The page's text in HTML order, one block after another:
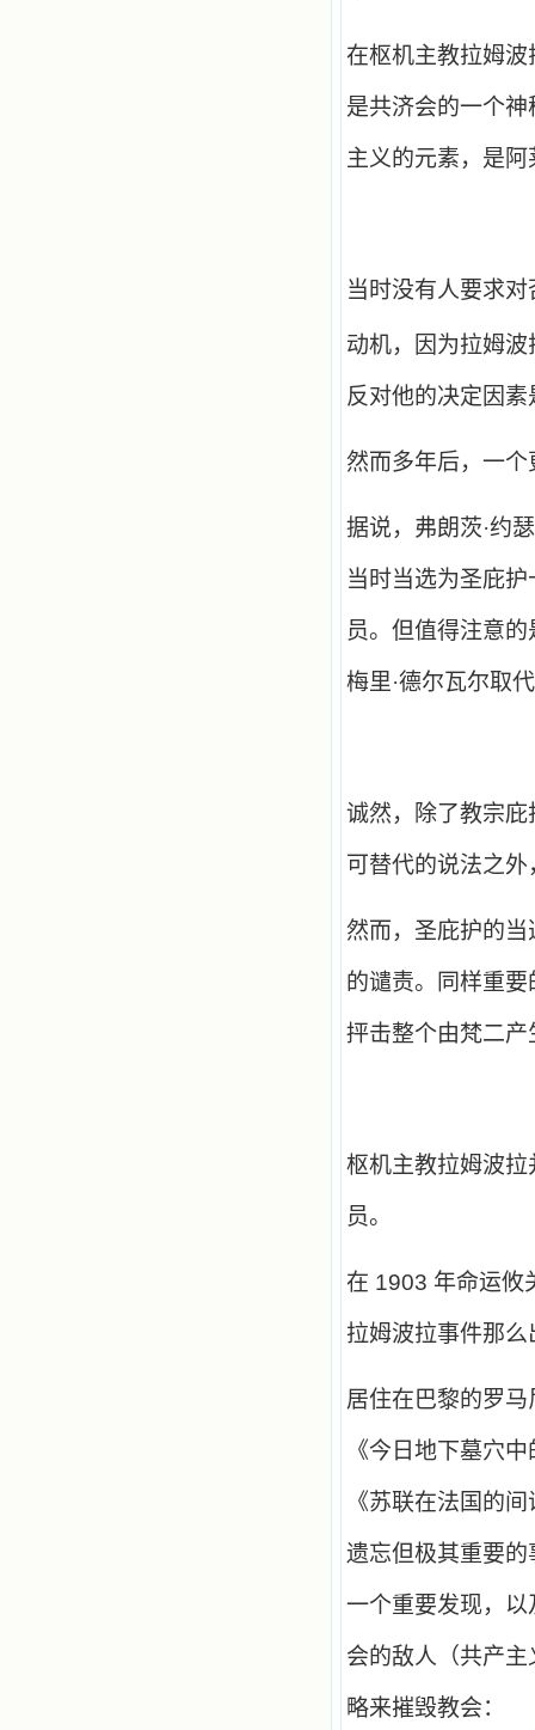
在枢机主教拉姆
是共济会的一个
主义的元素，是阿
当时没有人要求
动机，因为拉姆
反对他的决定因
然而多年后，一
据说，弗朗茨·约
当时当选为圣庇
员。但值得注意
梅里·德尔瓦尔取
诚然，除了教宗
可替代的说法之
然而，圣庇护的
的谴责。同样重
抨击整个由梵二
枢机主教拉姆波
员。
在 1903 年命运攸
拉姆波拉事件那
居住在巴黎的罗
《今日地下墓穴
《苏联在法国的
遗忘但极其重要
一个重要发现，
会的敌人（共产
略来摧毁教会：